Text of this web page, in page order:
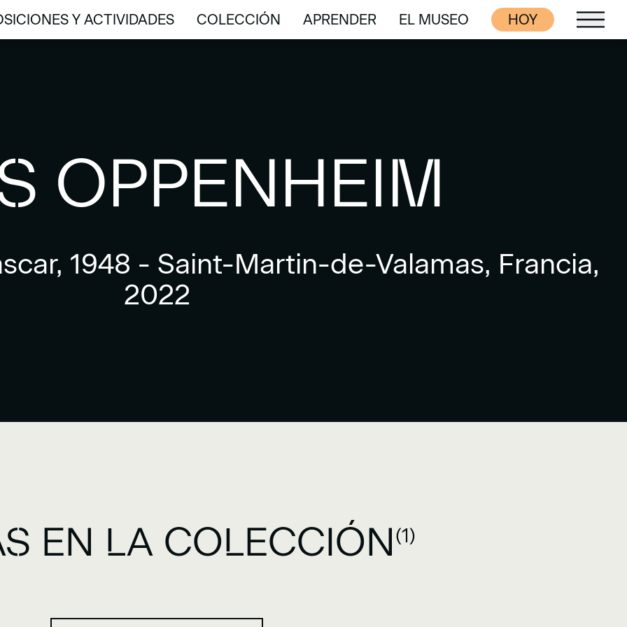
Y ACTIVIDADES
Y ACTIVIDADES
COLECCIÓN
COLECCIÓN
APRENDER
APRENDER
EL MUSEO
EL MUSEO
HOY
OPPENHEIM
1948 - Saint-Martin-de-Valamas, Francia,
2022
EN LA COLECCIÓN(1)